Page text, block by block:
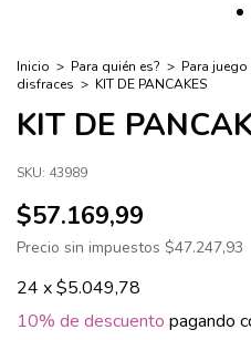
Inicio > Para quién es? > Para
disfraces > KIT DE PANCAKES
KIT DE
SKU: 43989
$57.169,99
Precio sin impuestos $47.247,93
24 x$5.049,78
10% de descuento pagando